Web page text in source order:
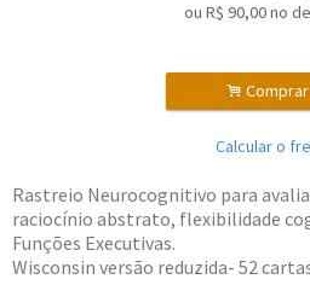
ou R$ 90,00no
. Comprar
Calcular o
Rastreio Neurocognitivo para
raciocínio abstrato, flexibilidade
Funções Executivas.
Wisconsin versão reduzida- 52